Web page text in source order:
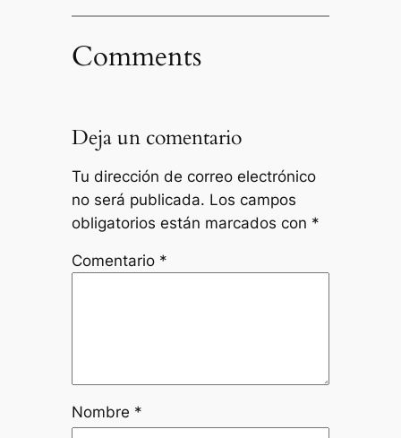
Comments
Deja un comentario
Tu dirección de correo electrónico
no será publicada. Los campos
obligatorios están marcados con *
Comentario *
Nombre *